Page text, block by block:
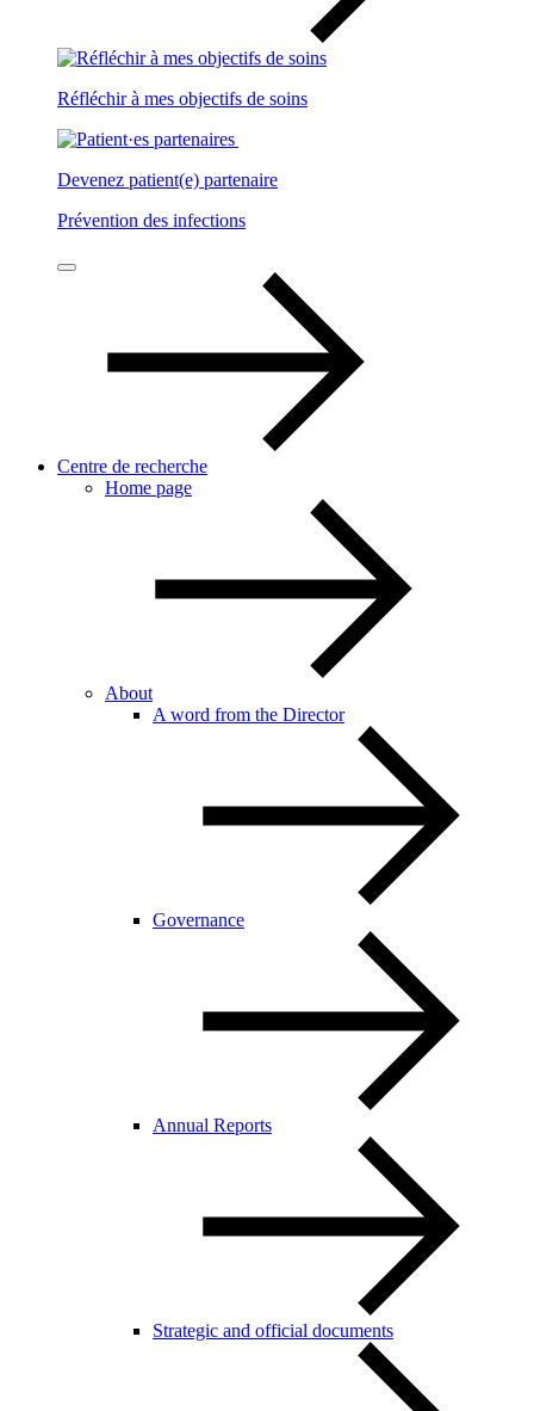
Réfléchir à mes objectifs de soins
Devenez patient(e) partenaire
Prévention des infections
Centre de recherche
Home page
About
A word from the Director
Governance
Annual Reports
Strategic and official documents